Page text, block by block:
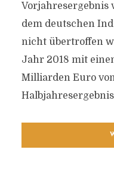
Vorjahresergebnis
dem deutschen
nicht übertroffen
Jahr 2018 mit
Milliarden Euro